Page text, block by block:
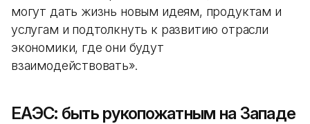
могут дать жизнь новым идеям, продуктам и
услугам и подтолкнуть к развитию отрасли
экономики, где они будут
взаимодействовать».
ЕАЭС: быть рукопожатным на Западе